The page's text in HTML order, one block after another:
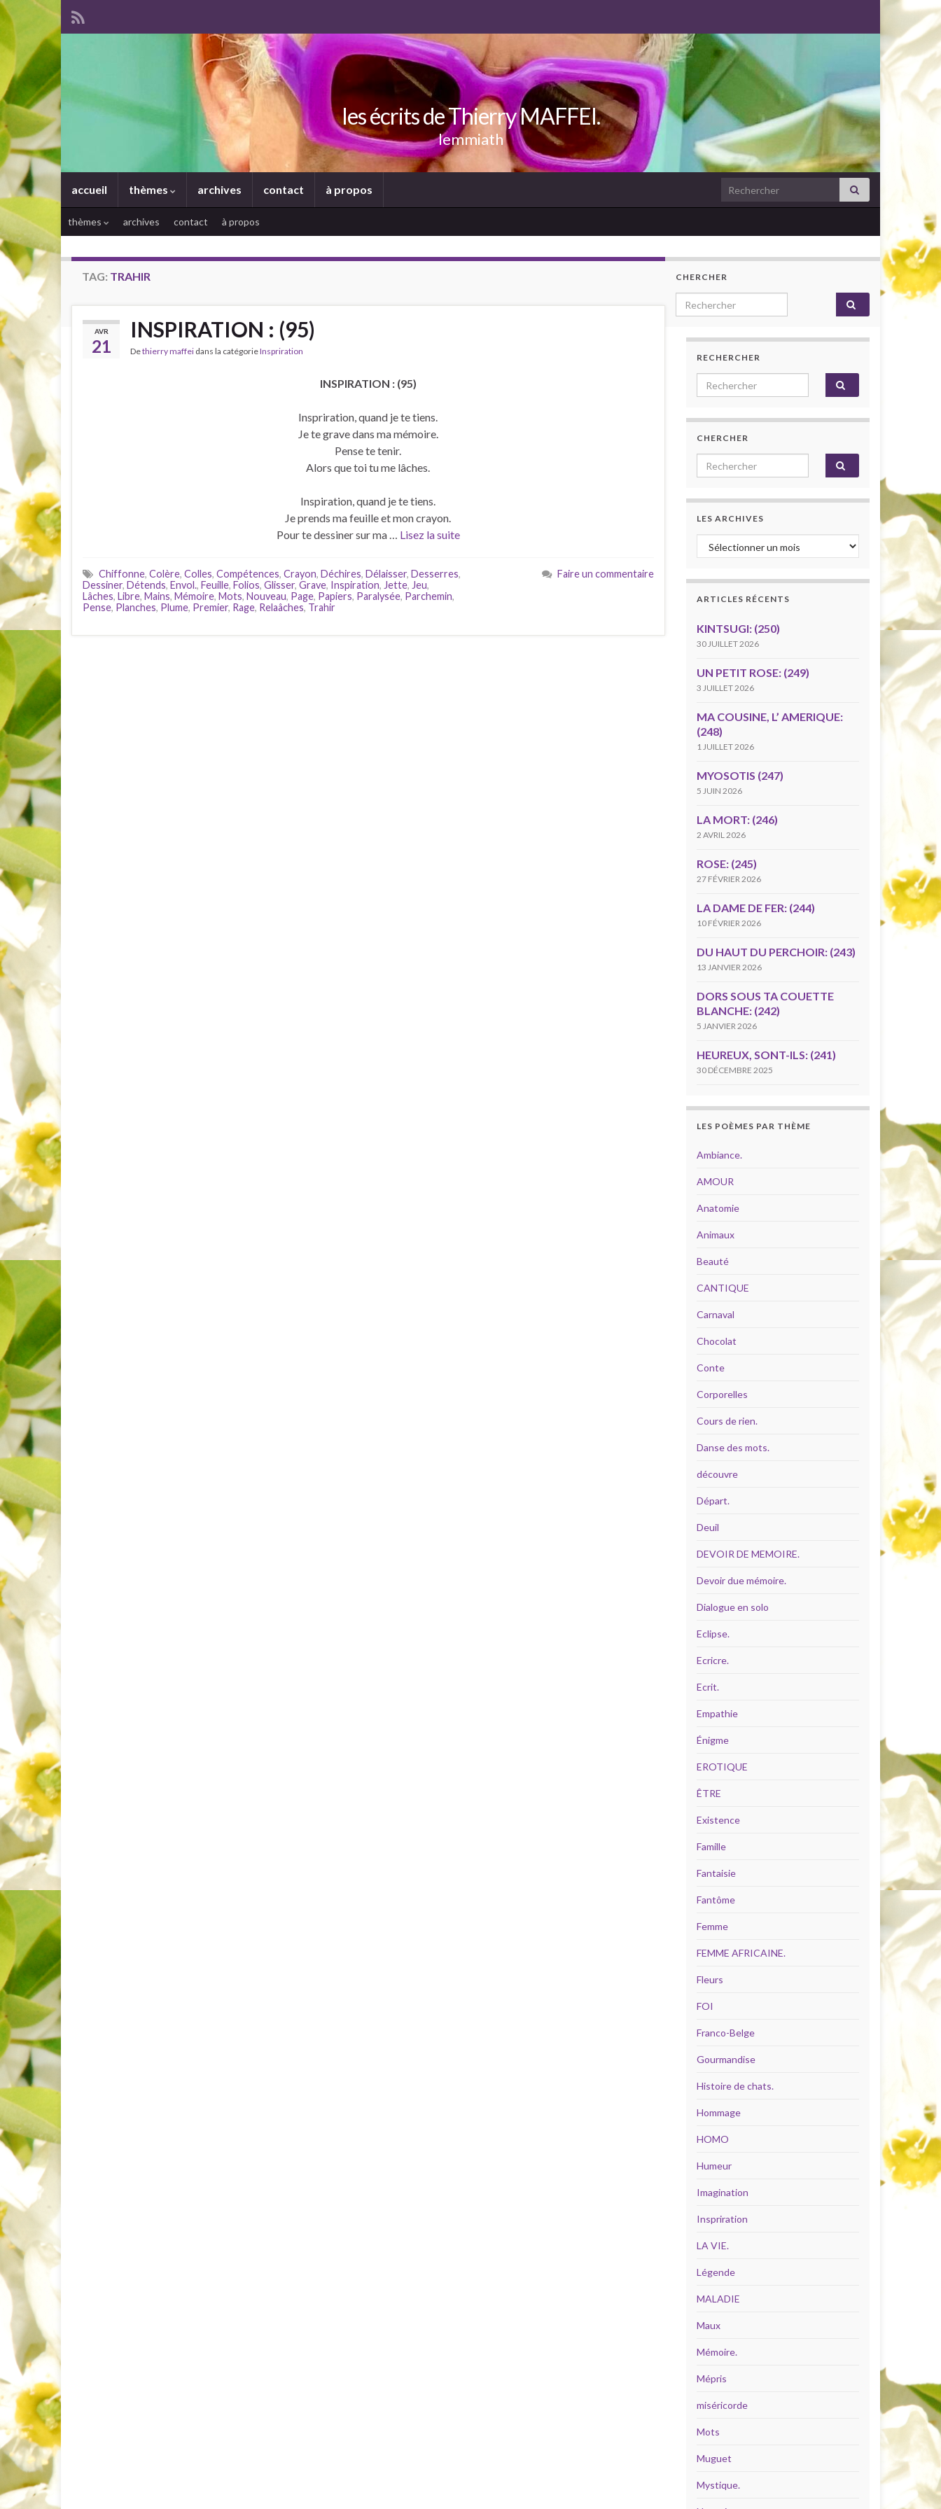
les écrits de Thierry MAFFEI.
lemmiath
accueil thèmes archives contact à propos Search for:
thèmes archives contact à propos
TAG: TRAHIR
AVR
21
INSPIRATION : (95)
Dethierry maffei dans la catégorieInspriration
INSPIRATION : (95)
Inspriration, quand je te tiens.
Je te grave dans ma mémoire.
Pense te tenir.
Alors que toi tu me lâches.
Inspiration, quand je te tiens.
Je prends ma feuille et mon crayon.
Pour te dessiner sur ma … Lisez la suite
Chiffonne, Colère, Colles, Compétences, Crayon, Déchires, Délaisser, Desserres,
Dessiner, Détends, Envol., Feuille, Folios, Glisser, Grave, Inspiration, Jette, Jeu,
Lâches, Libre, Mains, Mémoire, Mots, Nouveau, Page, Papiers, Paralysée, Parchemin,
Pense, Planches, Plume, Premier, Rage, Relaâches, Trahir
Faire un commentaire
CHERCHER
Search for:
RECHERCHER
Search for:
CHERCHER
Search for:
LES ARCHIVES
Les archives
ARTICLES RÉCENTS
KINTSUGI: (250)
30 JUILLET 2026
UN PETIT ROSE: (249)
3 JUILLET 2026
MA COUSINE, L’ AMERIQUE:
(248)
1 JUILLET 2026
MYOSOTIS (247)
5 JUIN 2026
LA MORT: (246)
2 AVRIL 2026
ROSE: (245)
27 FÉVRIER 2026
LA DAME DE FER: (244)
10 FÉVRIER 2026
DU HAUT DU PERCHOIR: (243)
13 JANVIER 2026
DORS SOUS TA COUETTE
BLANCHE: (242)
5 JANVIER 2026
HEUREUX, SONT-ILS: (241)
30 DÉCEMBRE 2025
LES POÈMES PAR THÈME
Ambiance.
AMOUR
Anatomie
Animaux
Beauté
CANTIQUE
Carnaval
Chocolat
Conte
Corporelles
Cours de rien.
Danse des mots.
découvre
Départ.
Deuil
DEVOIR DE MEMOIRE.
Devoir due mémoire.
Dialogue en solo
Eclipse.
Ecricre.
Ecrit.
Empathie
Énigme
EROTIQUE
ÊTRE
Existence
Famille
Fantaisie
Fantôme
Femme
FEMME AFRICAINE.
Fleurs
FOI
Franco-Belge
Gourmandise
Histoire de chats.
Hommage
HOMO
Humeur
Imagination
Inspriration
LA VIE.
Légende
MALADIE
Maux
Mémoire.
Mépris
miséricorde
Mots
Muguet
Mystique.